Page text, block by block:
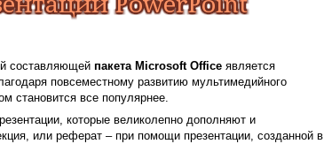
составляющей пакета Microsoft Office является
повсеместному развитию мультимедийного
становится все популярнее.
которые великолепно дополняют и
или реферат – при помощи презентации, созданной в